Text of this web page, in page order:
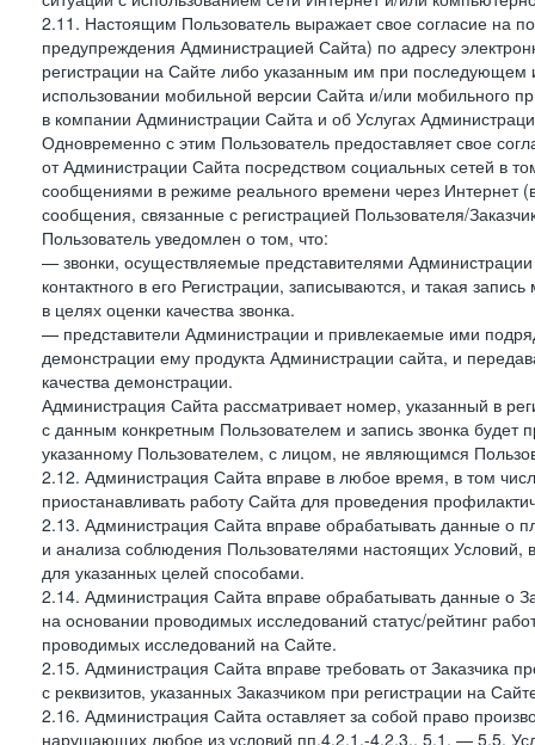
2.11. Настоящим Пользователь выражает свое согласие на
предупреждения Администрацией Сайта) по адресу
регистрации на Сайте либо указанным им при
использовании мобильной версии Сайта и/или мобильного
в компании Администрации Сайта и об Услугах
Одновременно с этим Пользователь предоставляет свое
от Администрации Сайта посредством социальных сетей в
сообщениями в режиме реального времени через Интернет
сообщения, связанные с регистрацией Пользователя/
Пользователь уведомлен о том, что:
— звонки, осуществляемые представителями
контактного в его Регистрации, записываются, и такая
в целях оценки качества звонка.
— представители Администрации и привлекаемые ими
демонстрации ему продукта Администрации сайта, и
качества демонстрации.
Администрация Сайта рассматривает номер, указанный в
с данным конкретным Пользователем и запись звонка будет
указанному Пользователем, с лицом, не являющимся
2.12. Администрация Сайта вправе в любое время, в том
приостанавливать работу Сайта для проведения
2.13. Администрация Сайта вправе обрабатывать данные о
и анализа соблюдения Пользователями настоящих
для указанных целей способами.
2.14. Администрация Сайта вправе обрабатывать данные о
на основании проводимых исследований статус/рейтинг
проводимых исследований на Сайте.
2.15. Администрация Сайта вправе требовать от Заказчика
с реквизитов, указанных Заказчиком при регистрации на
2.16. Администрация Сайта оставляет за собой право
нарушающих любое из условий пп.4.2.1.-4.2.3., 5.1. — 5.5.